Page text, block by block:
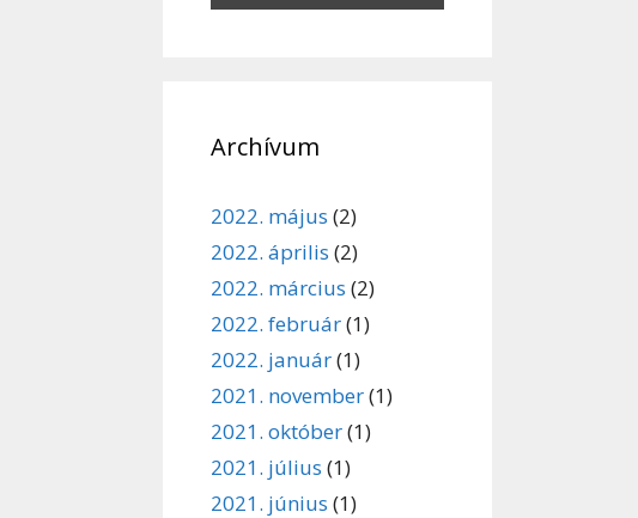
Archívum
2022. május (2)
2022. április (2)
2022. március (2)
2022. február(1)
2022. január(1)
2021. november(1)
2021. október(1)
2021. július (1)
2021. június (1)